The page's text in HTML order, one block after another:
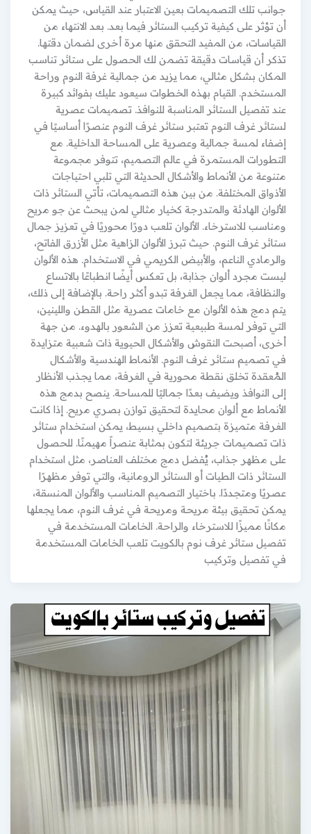
جوانب تلك التصميمات بعين الاعتبار عند القياس، حيث يمكن
أن تؤثر على كيفية تركيب الستائر فيما بعد. بعد الانتهاء من
القياسات، من المفيد التحقق منها مرة أخرى لضمان دقتها.
تذكر أن قياسات دقيقة تضمن لك الحصول على ستائر تناسب
المكان بشكل مثالي، مما يزيد من جمالية غرفة النوم وراحة
المستخدم. القيام بهذه الخطوات سيعود عليك بفوائد كبيرة
عند تفصيل الستائر المناسبة للنوافذ. تصميمات عصرية
لستائر غرف النوم تعتبر ستائر غرف النوم عنصرًا أساسيًا في
إضفاء لمسة جمالية وعصرية على المساحة الداخلية. مع
التطورات المستمرة في عالم التصميم، تتوفر مجموعة
متنوعة من الأنماط والأشكال الحديثة التي تلبي احتياجات
الأذواق المختلفة. من بين هذه التصميمات، تأتي الستائر ذات
الألوان الهادئة والمتدرجة كخيار مثالي لمن يبحث عن جو مريح
ومناسب للاسترخاء. الألوان تلعب دورًا محوريًا في تعزيز جمال
ستائر غرف النوم. حيث تبرز الألوان الزاهية مثل الأزرق الفاتح،
والرمادي الناعم، والأبيض الكريمي في الاستخدام. هذه الألوان
ليست مجرد ألوان جذابة، بل تعكس أيضًا انطباعًا بالاتساع
والنظافة، مما يجعل الغرفة تبدو أكثر راحة. بالإضافة إلى ذلك،
يتم دمج هذه الألوان مع خامات عصرية مثل القطن واللينين،
التي توفر لمسة طبيعية تعزز من الشعور بالهدوء. من جهة
أخرى، أصبحت النقوش والأشكال الحيوية ذات شعبية متزايدة
في تصميم ستائر غرف النوم. الأنماط الهندسية والأشكال
المُعقدة تخلق نقطة محورية في الغرفة، مما يجذب الأنظار
إلى النوافذ ويضيف بعدًا جماليًا للمساحة. ينصح بدمج هذه
الأنماط مع ألوان محايدة لتحقيق توازن بصري مريح. إذا كانت
الغرفة متميزة بتصميم داخلي بسيط، يمكن استخدام ستائر
ذات تصميمات جريئة لتكون بمثابة عنصراً مهيمنًا. للحصول
على مظهر جذاب، يُفضل دمج مختلف العناصر، مثل استخدام
الستائر ذات الطيات أو الستائر الرومانية، والتي توفر مظهرًا
عصريًا ومتجددًا. باختيار التصميم المناسب والألوان المنسقة،
يمكن تحقيق بيئة مريحة ومريحة في غرف النوم، مما يجعلها
مكانًا مميزًا للاسترخاء والراحة. الخامات المستخدمة في
تفصيل ستائر غرف نوم بالكويت تلعب الخامات المستخدمة
في تفصيل وتركيب